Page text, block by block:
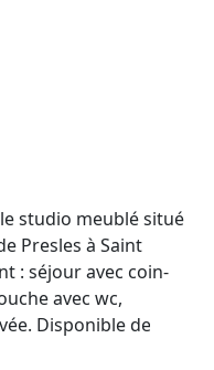
studio meublé situé
Presles à Saint
: séjour avec coin-
avec wc,
Disponible de